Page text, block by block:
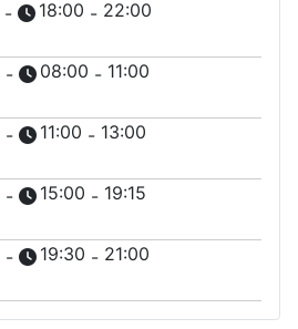
- 18:00 - 22:00
- 08:00 - 11:00
- 11:00 - 13:00
- 15:00 - 19:15
- 19:30 - 21:00